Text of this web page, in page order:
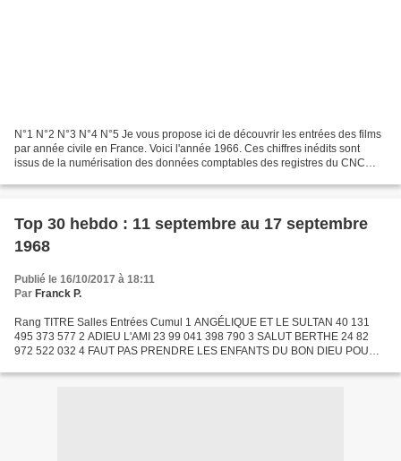
N°1 N°2 N°3 N°4 N°5 Je vous propose ici de découvrir les entrées des films
par année civile en France. Voici l'année 1966. Ces chiffres inédits sont
issus de la numérisation des données comptables des registres du CNC
Top 30 hebdo : 11 septembre au 17 septembre
1968
Publié le 16/10/2017 à 18:11
Par Franck P.
Rang TITRE Salles Entrées Cumul 1 ANGÉLIQUE ET LE SULTAN 40 131
495 373 577 2 ADIEU L'AMI 23 99 041 398 790 3 SALUT BERTHE 24 82
972 522 032 4 FAUT PAS PRENDRE LES ENFANTS DU BON DIEU POUR
63...